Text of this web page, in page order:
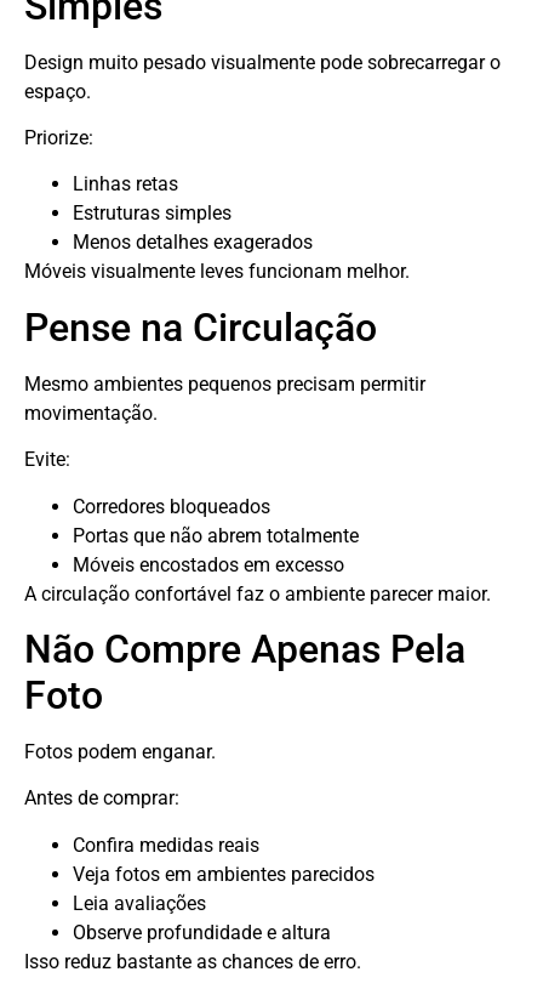
Design muito pesado visualmente pode sobrecarregar o
espaço.
Priorize:
Linhas retas
Estruturas simples
Menos detalhes exagerados
Móveis visualmente leves funcionam melhor.
Pense na Circulação
Mesmo ambientes pequenos precisam permitir
movimentação.
Evite:
Corredores bloqueados
Portas que não abrem totalmente
Móveis encostados em excesso
A circulação confortável faz o ambiente parecer maior.
Não Compre Apenas Pela
Foto
Fotos podem enganar.
Antes de comprar:
Confira medidas reais
Veja fotos em ambientes parecidos
Leia avaliações
Observe profundidade e altura
Isso reduz bastante as chances de erro.